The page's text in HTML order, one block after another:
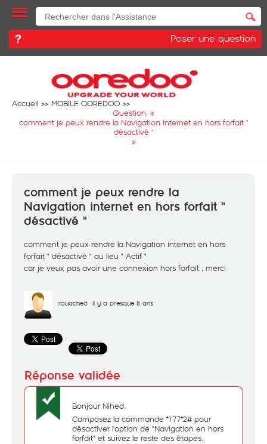
Poser une question
Accueil
MOBILE OOREDOO
Question: «
comment je peux rendre la Navigation internet en hors forfait "
désactivé "
»
comment je peux rendre la
Navigation internet en hors forfait "
désactivé "
comment je peux rendre la Navigation internet en hors
forfait " désactivé " au lieu " Actif "
car je veux pas avoir une connexion hors forfait , merci
rouached il y a presque 8 ans
Bonjour Nihed,
Composez la commande *177*2# pour
désactiver l'option de "Navigation en hors
forfait" et suivez le reste des étapes.